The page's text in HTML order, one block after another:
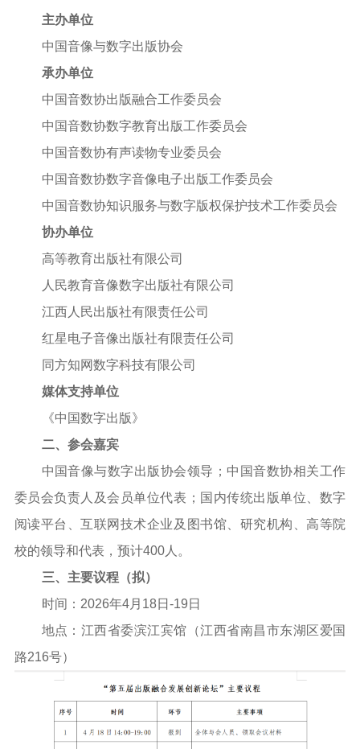
主办单位
中国音像与数字出版协会
承办单位
中国音数协出版融合工作委员会
中国音数协数字教育出版工作委员会
中国音数协有声读物专业委员会
中国音数协数字音像电子出版工作委员会
中国音数协知识服务与数字版权保护技术工作委员会
协办单位
高等教育出版社有限公司
人民教育音像数字出版社有限公司
江西人民出版社有限责任公司
红星电子音像出版社有限责任公司
同方知网数字科技有限公司
媒体支持单位
《中国数字出版》
二、参会嘉宾
中国音像与数字出版协会领导；中国音数协相关工作
委员会负责人及会员单位代表；国内传统出版单位、数字
阅读平台、互联网技术企业及图书馆、研究机构、高等院
校的领导和代表，预计400人。
三、主要议程（拟）
时间：2026年4月18日-19日
地点：江西省委滨江宾馆（江西省南昌市东湖区爱国
路216号）